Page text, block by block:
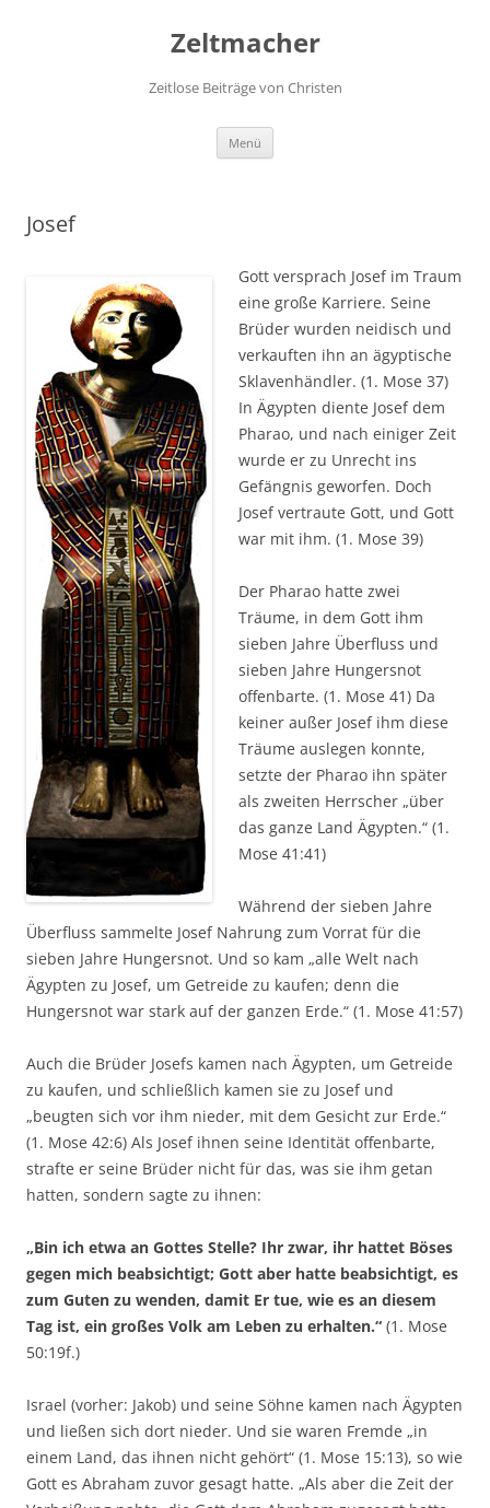
Zeltmacher
Zeitlose Beiträge von Christen
Menü
Josef
Gott versprach Josef im Traum
eine große Karriere. Seine
Brüder wurden neidisch und
verkauften ihn an ägyptische
Sklavenhändler. (1. Mose 37)
In Ägypten diente Josef dem
Pharao, und nach einiger Zeit
wurde er zu Unrecht ins
Gefängnis geworfen. Doch
Josef vertraute Gott, und Gott
war mit ihm. (1. Mose 39)
Der Pharao hatte zwei
Träume, in dem Gott ihm
sieben Jahre Überfluss und
sieben Jahre Hungersnot
offenbarte. (1. Mose 41) Da
keiner außer Josef ihm diese
Träume auslegen konnte,
setzte der Pharao ihn später
als zweiten Herrscher „über
das ganze Land Ägypten.“ (1.
Mose 41:41)
Während der sieben Jahre
Überfluss sammelte Josef Nahrung zum Vorrat für die
sieben Jahre Hungersnot. Und so kam „alle Welt nach
Ägypten zu Josef, um Getreide zu kaufen; denn die
Hungersnot war stark auf der ganzen Erde.“ (1. Mose 41:57)
Auch die Brüder Josefs kamen nach Ägypten, um Getreide
zu kaufen, und schließlich kamen sie zu Josef und
„beugten sich vor ihm nieder, mit dem Gesicht zur Erde.“
(1. Mose 42:6) Als Josef ihnen seine Identität offenbarte,
strafte er seine Brüder nicht für das, was sie ihm getan
hatten, sondern sagte zu ihnen:
„Bin ich etwa an Gottes Stelle? Ihr zwar, ihr hattet Böses
gegen mich beabsichtigt; Gott aber hatte beabsichtigt, es
zum Guten zu wenden, damit Er tue, wie es an diesem
Tag ist, ein großes Volk am Leben zu erhalten.“ (1. Mose
50:19f.)
Israel (vorher: Jakob) und seine Söhne kamen nach Ägypten
und ließen sich dort nieder. Und sie waren Fremde „in
einem Land, das ihnen nicht gehört“ (1. Mose 15:13), so wie
Gott es Abraham zuvor gesagt hatte. „Als aber die Zeit der